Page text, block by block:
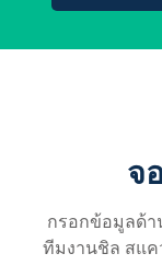
จ
กรอกข้อมูลด้า
ทีมงานชิล สแค